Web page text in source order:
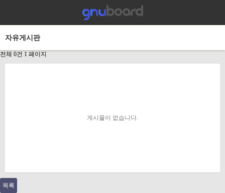
자유게시판
전체 0건 1 페이지
게시물이 없습니다.
목록